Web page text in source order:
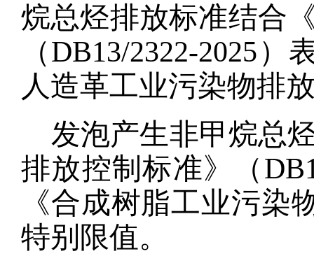
烷总烃排放标准结合
（DB13/2322-2025）
人造革工业污染物排
发泡产生非甲烷总
排放控制标准》（
《合成树脂工业污染
特别限值。